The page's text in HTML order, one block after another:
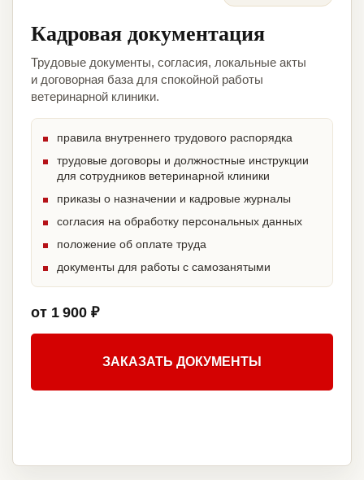
Кадровая документация
Трудовые документы, согласия, локальные акты
и договорная база для спокойной работы
ветеринарной клиники.
правила внутреннего трудового распорядка
трудовые договоры и должностные инструкции
для сотрудников ветеринарной клиники
приказы о назначении и кадровые журналы
согласия на обработку персональных данных
положение об оплате труда
документы для работы с самозанятыми
от 1 900 ₽
ЗАКАЗАТЬ ДОКУМЕНТЫ